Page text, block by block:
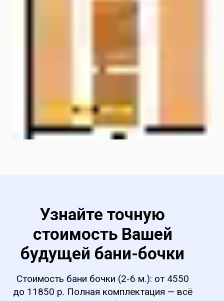
Стоимость бани бочки (2-6 м.): от 4550
до 11850 р. Полная комплектация — всё
Узнайте точную
стоимость Вашей
будущей бани-бочки